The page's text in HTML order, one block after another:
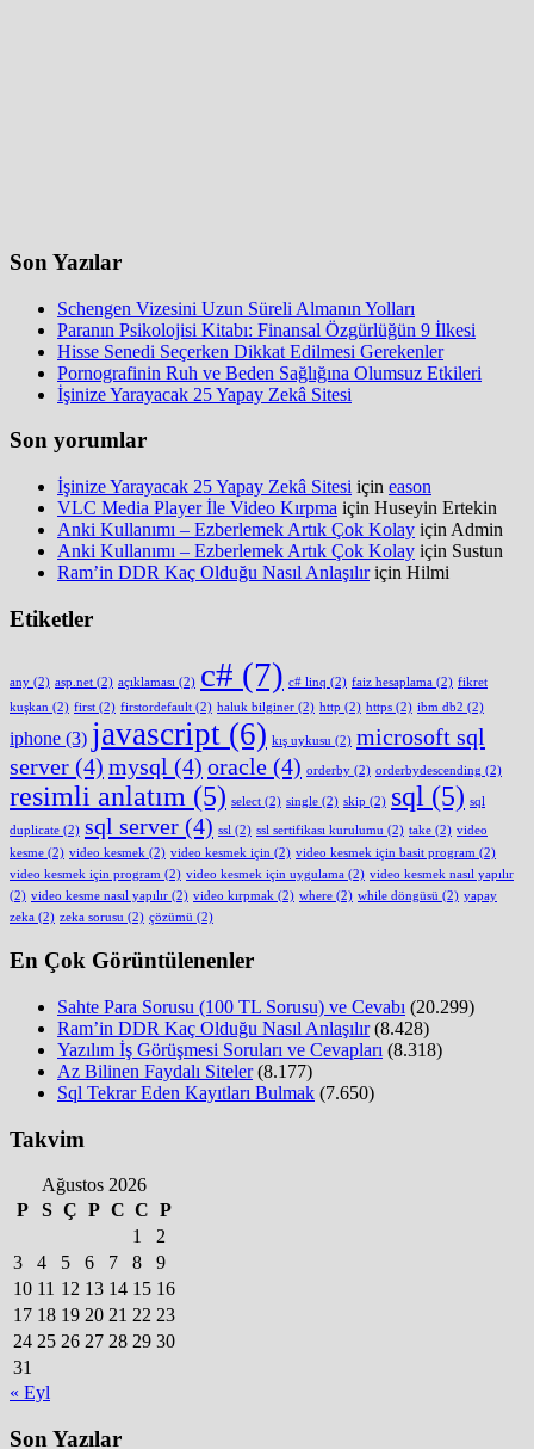
Son Yazılar
Schengen Vizesini Uzun Süreli Almanın Yolları
Paranın Psikolojisi Kitabı: Finansal Özgürlüğün 9 İlkesi
Hisse Senedi Seçerken Dikkat Edilmesi Gerekenler
Pornografinin Ruh ve Beden Sağlığına Olumsuz Etkileri
İşinize Yarayacak 25 Yapay Zekâ Sitesi
Son yorumlar
İşinize Yarayacak 25 Yapay Zekâ Sitesi için eason
VLC Media Player İle Video Kırpma için Huseyin Ertekin
Anki Kullanımı – Ezberlemek Artık Çok Kolay için Admin
Anki Kullanımı – Ezberlemek Artık Çok Kolay için Sustun
Ram’in DDR Kaç Olduğu Nasıl Anlaşılıriçin Hilmi
Etiketler
any (2) asp.net (2) açıklaması (2) c# (7) c# linq (2) faiz hesaplama (2) fikret
kuşkan (2) first (2) firstordefault (2) haluk bilginer (2) http (2) https (2) ibm db2 (2)
iphone (3) javascript (6) kış uykusu (2) microsoft sql
server (4) mysql (4) oracle (4) orderby (2) orderbydescending (2)
resimli anlatım (5) select (2) single (2) skip (2) sql (5) sql
duplicate (2) sql server (4) ssl (2) ssl sertifikası kurulumu (2) take (2) video
kesme (2) video kesmek (2) video kesmek için (2) video kesmek için basit program (2)
video kesmek için program (2) video kesmek için uygulama (2) video kesmek nasıl yapılır
(2) video kesme nasıl yapılır (2) video kırpmak (2) where (2) while döngüsü (2) yapay
zeka (2) zeka sorusu (2) çözümü (2)
En Çok Görüntülenenler
Sahte Para Sorusu (100 TL Sorusu) ve Cevabı (20.299)
Ram’in DDR Kaç Olduğu Nasıl Anlaşılır (8.428)
Yazılım İş Görüşmesi Soruları ve Cevapları (8.318)
Az Bilinen Faydalı Siteler (8.177)
Sql Tekrar Eden Kayıtları Bulmak (7.650)
Takvim
Ağustos 2026
P
S Ç P C C P
1
2
3
4 5 6 7 8
9
10 11 12 13 14 15 16
17 18 19 20 21 22 23
24 25 26 27 28 29 30
31
« Eyl
Son Yazılar